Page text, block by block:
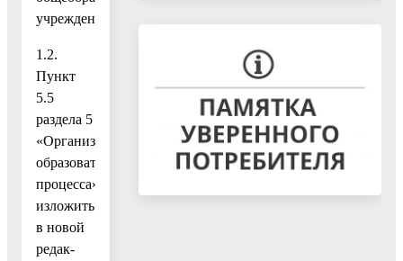
учреждение.»;
1.2.
Пункт
5.5
раздела 5
«Организация
образовательного
процесса»
изложить
в новой
редак-